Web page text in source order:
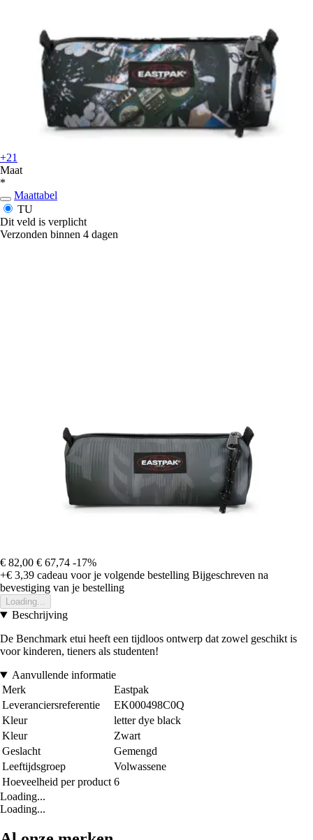
+21
Maat
*
Maattabel
TU
Dit veld is verplicht
Verzonden binnen 4 dagen
€ 82,00 € 67,74 -17%
+€ 3,39 cadeau voor je volgende bestelling Bijgeschreven na
bevestiging van je bestelling
Loading...
Beschrijving
De Benchmark etui heeft een tijdloos ontwerp dat zowel geschikt is
voor kinderen, tieners als studenten!
Aanvullende informatie
Merk
Eastpak
Leveranciersreferentie
EK000498C0Q
Kleur
letter dye black
Kleur
Zwart
Geslacht
Gemengd
Leeftijdsgroep
Volwassene
Hoeveelheid per product 6
Loading...
Loading...